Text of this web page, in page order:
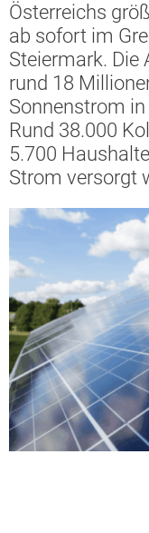
Österreichs
ab sofort im
Steiermark. Die
rund 18
Sonnenstrom
Rund 38.000
5.700
Strom versorgt